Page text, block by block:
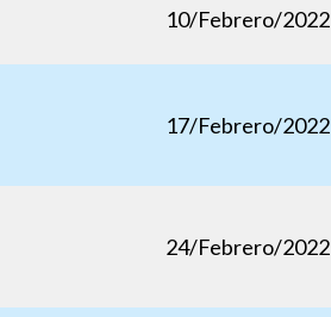
10/Febrero/2022
17/Febrero/2022
24/Febrero/2022